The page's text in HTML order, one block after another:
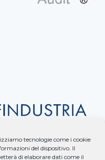
tecnologie come i cookie
del dispositivo. Il
di elaborare dati come il